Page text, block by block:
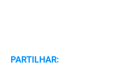
PARTILHAR: